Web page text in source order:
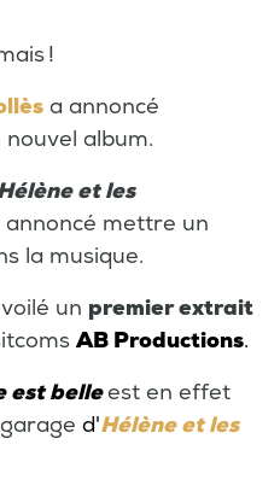
!
a annoncé
album.
et les
mettre un
la musique.
un premier extrait
AB Productions.
est belleest en effet
d'Hélène et les